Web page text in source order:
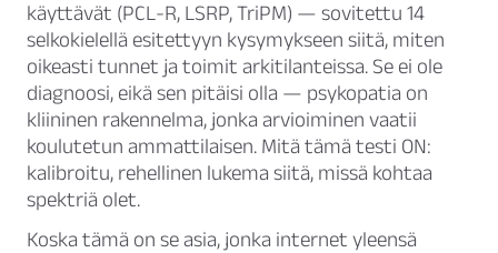
käyttävät (PCL-R, LSRP, TriPM) — sovitettu 14
selkokielellä esitettyyn kysymykseen siitä, miten
oikeasti tunnet ja toimit arkitilanteissa. Se ei ole
diagnoosi, eikä sen pitäisi olla — psykopatia on
kliininen rakennelma, jonka arvioiminen vaatii
koulutetun ammattilaisen. Mitä tämä testi ON:
kalibroitu, rehellinen lukema siitä, missä kohtaa
spektriä olet.
Koska tämä on se asia, jonka internet yleensä